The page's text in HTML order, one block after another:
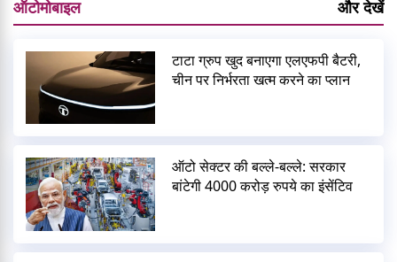
ऑटोमोबाइल और देखें
टाटा ग्रुप खुद बनाएगा एलएफपी बैटरी,
चीन पर निर्भरता खत्म करने का प्लान
ऑटो सेक्टर की बल्ले-बल्ले: सरकार
बांटेगी 4000 करोड़ रुपये का इंसेंटिव